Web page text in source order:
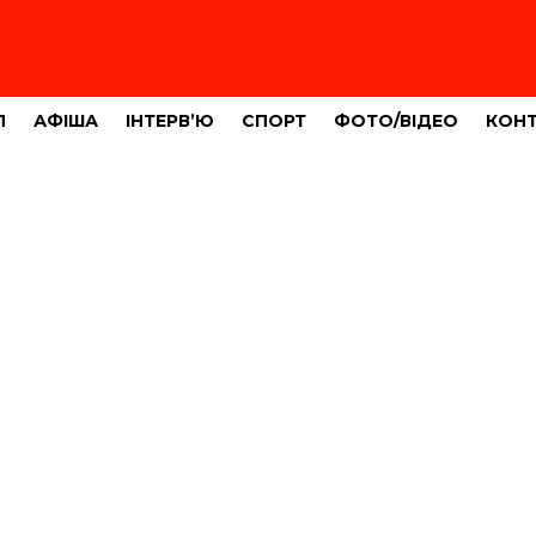
АФІША ІНТЕРВ’Ю СПОРТ ФОТО/ВІДЕО